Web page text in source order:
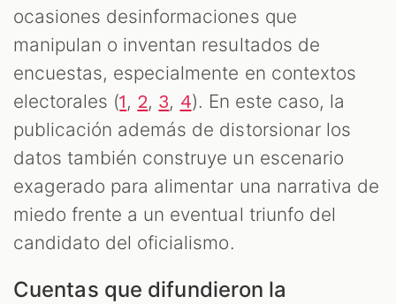
ocasiones desinformaciones que
manipulan o inventan resultados de
encuestas, especialmente en contextos
electorales (1, 2, 3, 4). En este caso, la
publicación además de distorsionar los
datos también construye un escenario
exagerado para alimentar una narrativa de
miedo frente a un eventual triunfo del
candidato del oficialismo.
Cuentas que difundieron la